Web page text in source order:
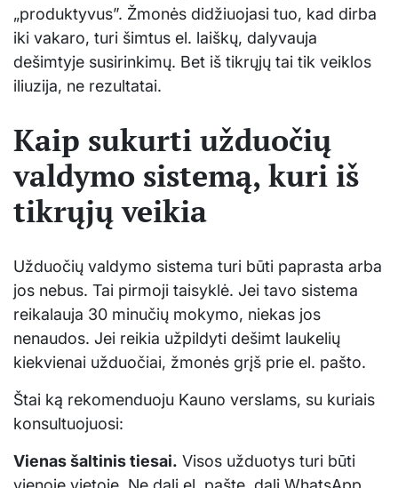
„produktyvus”. Žmonės didžiuojasi tuo, kad dirba
iki vakaro, turi šimtus el. laiškų, dalyvauja
dešimtyje susirinkimų. Bet iš tikrųjų tai tik veiklos
iliuzija, ne rezultatai.
Kaip sukurti užduočių
valdymo sistemą, kuri iš
tikrųjų veikia
Užduočių valdymo sistema turi būti paprasta arba
jos nebus. Tai pirmoji taisyklė. Jei tavo sistema
reikalauja 30 minučių mokymo, niekas jos
nenaudos. Jei reikia užpildyti dešimt laukelių
kiekvienai užduočiai, žmonės grįš prie el. pašto.
Štai ką rekomenduoju Kauno verslams, su kuriais
konsultuojuosi:
Vienas šaltinis tiesai. Visos užduotys turi būti